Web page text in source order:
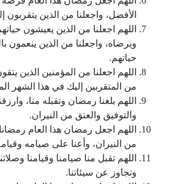
الأفضل، واجعلنا من الذين يتقربون
اللهم اجعلنا من الذين يعيشون
ويرضاه، واجعلنا من الذين ينعمون
حياتهم.
اللهم اجعلنا من المؤمنين الذين
من المتقربين إليك في هذا الشهر
اللهم بلغنا رمضان وتقبله منا،
والتوفيق والعتق من النيران.
اللهم اجعل رمضان هذا العام
من النيران، وأعنا على صيامه
اللهم تقبل منا صيامنا وقيامنا
وتجاوز عن سيئاتنا.